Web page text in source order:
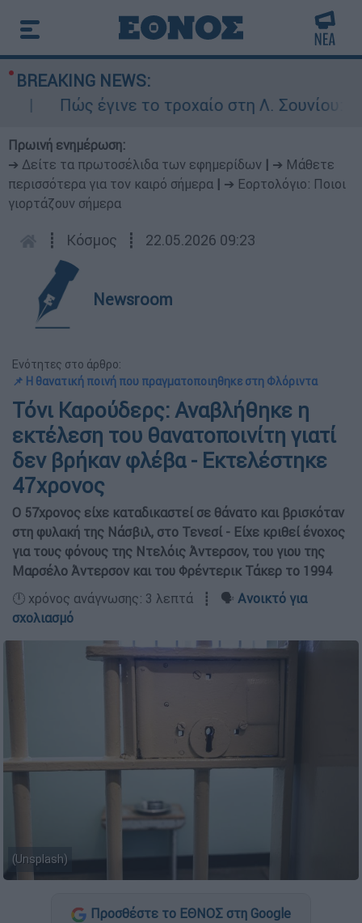
BREAKING NEWS:
Πώς έγινε το τροχαίο στη Λ. Σουνίου:
Πρωινή ενημέρωση:
➔ Δείτε τα πρωτοσέλιδα των εφημερίδων
➔ Μάθετε
περισσότερα για τον καιρό σήμερα
➔ Εορτολόγιο: Ποιοι
γιορτάζουν σήμερα
┋ Κόσμος ┋ 22.05.2026 09:23
Newsroom
Ενότητες στο άρθρο:
📌 Η θανατική ποινή που πραγματοποιηθηκε στη Φλόριντα
Τόνι Καρούδερς: Αναβλήθηκε η
εκτέλεση του θανατοποινίτη γιατί
δεν βρήκαν φλέβα - Εκτελέστηκε
47χρονος
Ο 57χρονος είχε καταδικαστεί σε θάνατο και βρισκόταν
στη φυλακή της Νάσβιλ, στο Τενεσί - Είχε κριθεί ένοχος
για τους φόνους της Ντελόις Άντερσον, του γιου της
Μαρσέλο Άντερσον και του Φρέντερικ Τάκερ το 1994
🕛 χρόνος ανάγνωσης: 3 λεπτά ┋ 🗣️ Ανοικτό για
σχολιασμό
(Unsplash)
Προσθέστε το ΕΘΝΟΣ στη Google